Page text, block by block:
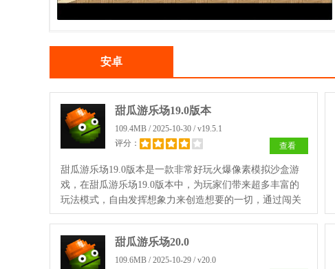
安卓
甜瓜游乐场19.0版本
109.4MB / 2025-10-30 / v19.5.1
评分：
查看
甜瓜游乐场19.0版本是一款非常好玩火爆像素模拟沙盒游
戏，在甜瓜游乐场19.0版本中，为玩家们带来超多丰富的
玩法模式，自由发挥想象力来创造想要的一切，通过闯关
来获得大量金币，解锁不同的关卡挑战，在这里打造属于
甜瓜游乐场20.0
109.6MB / 2025-10-29 / v20.0